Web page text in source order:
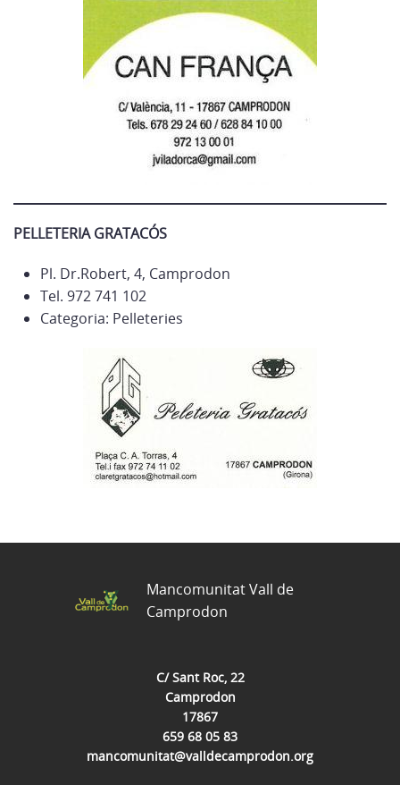
PELLETERIA GRATACÓS
Pl. Dr.Robert, 4, Camprodon
Tel. 972 741 102
Categoria: Pelleteries
C/ Sant Roc, 22
Camprodon
17867
659 68 05 83
mancomunitat@valldecamprodon.org
Mancomunitat Vall de
Camprodon